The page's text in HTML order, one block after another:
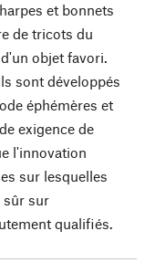
et bonnets
de tricots du
objet favori.
sont développés
éphémères et
exigence de
l'innovation
sur lesquelles
sûr sur
qualifiés.